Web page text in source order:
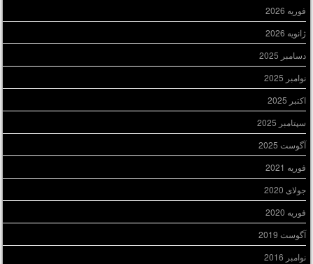
فوریه 2026
ژانویه 2026
دسامبر 2025
نوامبر 2025
اکتبر 2025
سپتامبر 2025
آگوست 2025
فوریه 2021
جولای 2020
فوریه 2020
آگوست 2019
نوامبر 2016